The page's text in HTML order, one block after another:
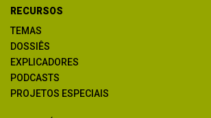
RECURSOS
TEMAS
DOSSIÊS
EXPLICADORES
PODCASTS
PROJETOS ESPECIAIS